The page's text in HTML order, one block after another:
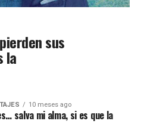
sus
la
10 meses ago
salva mi alma, si es que la